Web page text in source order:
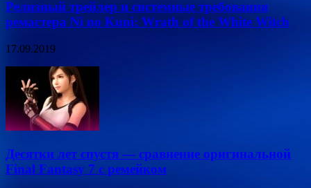
Релизный трейлер и системные требования
ремастера Ni no Kuni: Wrath of the White Witch
17.09.2019
Десятки лет спустя — сравнение оригинальной
Final Fantasy 7 с ремейком